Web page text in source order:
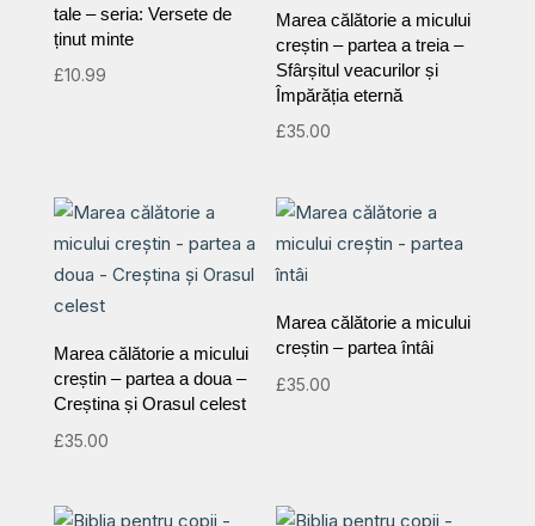
tale – seria: Versete de
ținut minte
£10.99
Marea călătorie a micului
creștin – partea a treia –
Sfârșitul veacurilor și
Împărăția eternă
£35.00
Marea călătorie a micului
creștin – partea a doua –
Creștina și Orasul celest
£35.00
Marea călătorie a micului
creștin – partea întâi
£35.00